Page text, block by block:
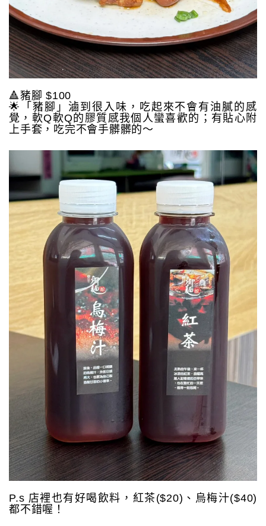
🔺豬腳 $100
🌟「豬腳」滷到很入味，吃起來不會有油膩的感
覺，軟Q軟Q的膠質感我個人蠻喜歡的；有貼心附
上手套，吃完不會手髒髒的～
P.s 店裡也有好喝飲料，紅茶($20)、烏梅汁($40)
都不錯喔！